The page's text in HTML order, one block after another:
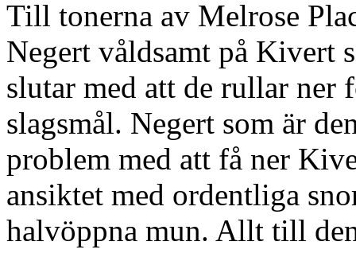
Till tonerna av Melrose
Negert våldsamt på Kivert
slutar med att de rullar
slagsmål. Negert som är
problem med att få ner
ansiktet med ordentliga
halvöppna mun. Allt till